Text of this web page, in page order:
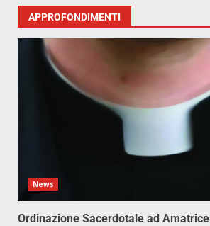
APPROFONDIMENTI
News
Ordinazione Sacerdotale ad Amatrice